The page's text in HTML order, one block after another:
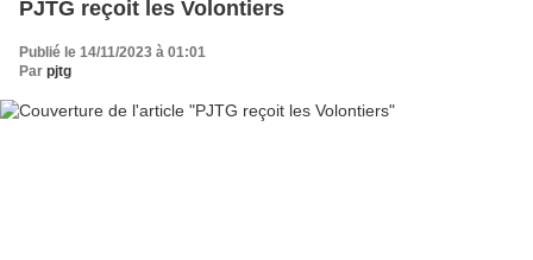
PJTG reçoit les Volontiers
Publié le 14/11/2023 à 01:01
Par pjtg